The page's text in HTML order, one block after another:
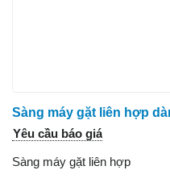
Yêu cầu báo giá
Sàng máy gặt liên hợp